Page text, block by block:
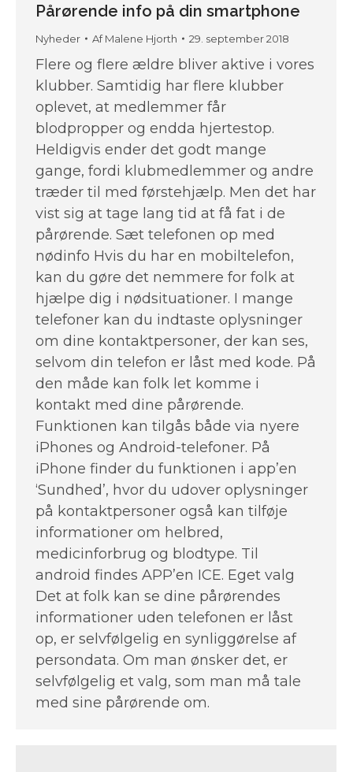
Pårørende info på din smartphone
Nyheder AfMalene Hjorth 29. september 2018
Flere og flere ældre bliver aktive i vores
klubber. Samtidig har flere klubber
oplevet, at medlemmer får
blodpropper og endda hjertestop.
Heldigvis ender det godt mange
gange, fordi klubmedlemmer og andre
træder til med førstehjælp. Men det har
vist sig at tage lang tid at få fat i de
pårørende. Sæt telefonen op med
nødinfo Hvis du har en mobiltelefon,
kan du gøre det nemmere for folk at
hjælpe dig i nødsituationer. I mange
telefoner kan du indtaste oplysninger
om dine kontaktpersoner, der kan ses,
selvom din telefon er låst med kode. På
den måde kan folk let komme i
kontakt med dine pårørende.
Funktionen kan tilgås både via nyere
iPhones og Android-telefoner. På
iPhone finder du funktionen i app’en
‘Sundhed’, hvor du udover oplysninger
på kontaktpersoner også kan tilføje
informationer om helbred,
medicinforbrug og blodtype. Til
android findes APP’en ICE. Eget valg
Det at folk kan se dine pårørendes
informationer uden telefonen er låst
op, er selvfølgelig en synliggørelse af
persondata. Om man ønsker det, er
selvfølgelig et valg, som man må tale
med sine pårørende om.